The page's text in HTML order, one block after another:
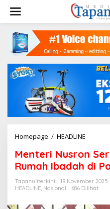
konten
Homepage / HEADLINE
Rumah
Ibadah
di
Menteri Nusron
Rumah Ibadah di
Tapanuliterkini
19 November 2025
HEADLINE, Nasional 686 Dilihat